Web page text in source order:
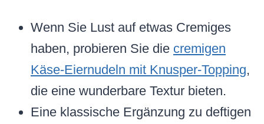
Wenn Sie Lust auf etwas Cremiges
haben, probieren Sie die cremigen
Käse-Eiernudeln mit Knusper-Topping,
die eine wunderbare Textur bieten.
Eine klassische Ergänzung zu deftigen